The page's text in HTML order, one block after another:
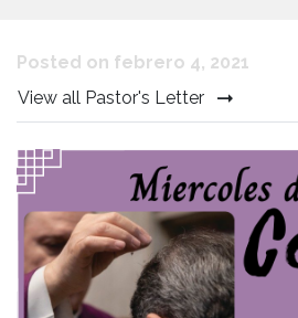
Posted on febrero 4, 2021
View all Pastor's Letter